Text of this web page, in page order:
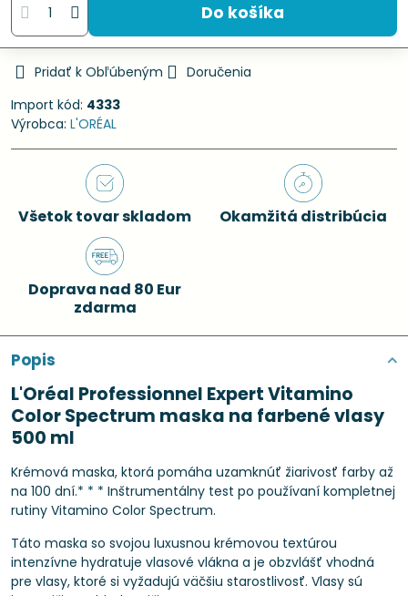
Do košíka
Pridať k Obľúbeným
Doručenia
Import kód: 4333
Výrobca: L'ORÉAL
Všetok tovar skladom Okamžitá distribúcia
Doprava nad 80 Eur
zdarma
Popis
L'Oréal Professionnel Expert Vitamino
Color Spectrum maska na farbené vlasy
500 ml
Krémová maska, ktorá pomáha uzamknúť žiarivosť farby až
na 100 dní.* * * Inštrumentálny test po používaní kompletnej
rutiny Vitamino Color Spectrum.
Táto maska ​​so svojou luxusnou krémovou textúrou
intenzívne hydratuje vlasové vlákna a je obzvlášť vhodná
pre vlasy, ktoré si vyžadujú väčšiu starostlivosť. Vlasy sú